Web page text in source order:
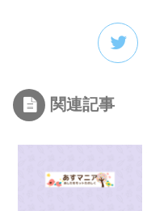
関連記事